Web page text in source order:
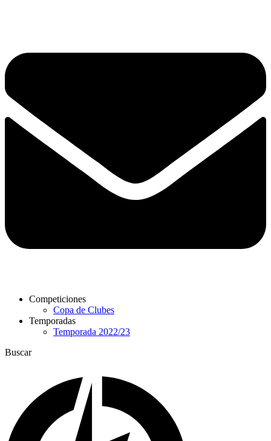
Competiciones
Copa de Clubes
Temporadas
Temporada 2022/23
Buscar